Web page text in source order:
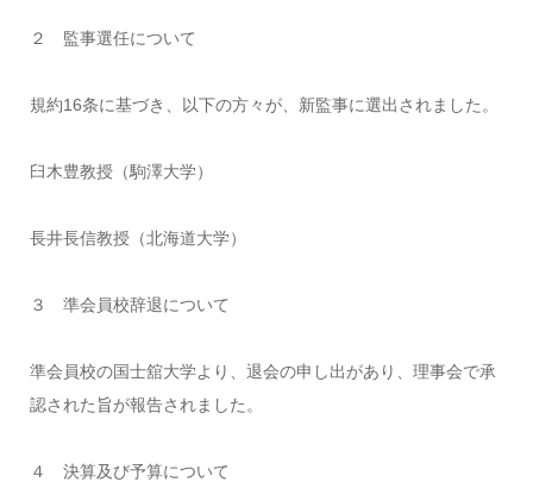
２ 監事選任について
規約16条に基づき、以下の方々が、新監事に選出されました。
臼木豊教授（駒澤大学）
長井長信教授（北海道大学）
３ 準会員校辞退について
準会員校の国士舘大学より、退会の申し出があり、理事会で承
認された旨が報告されました。
４ 決算及び予算について